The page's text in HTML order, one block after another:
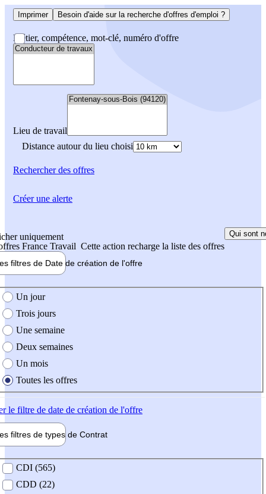
Imprimer Besoin d'aide sur la recherche d'offres d'emploi ?
Métier, compétence, mot-clé, numéro d'offre
Lieu de travail
Distance autour du lieu choisi
Rechercherdes offres
uniquement
France Travail Cette action recharge la liste des offres
Qui sont
filtres de Date de création de l'offre
création de l'offre
Un jour
Trois jours
Une semaine
Deux semaines
Un mois
Toutes les offres
le filtre de date de création de l'offre
filtres de types de Contrat
contrat
CDI (565)
CDD (22)
Créer une alerte